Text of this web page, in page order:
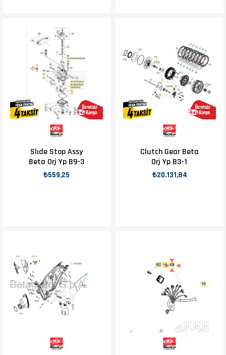
Slıde Stop Assy
Beta Orj Yp B9-3
₺559,25
Clutch Gear Beta
Orj Yp B3-1
₺20.131,84